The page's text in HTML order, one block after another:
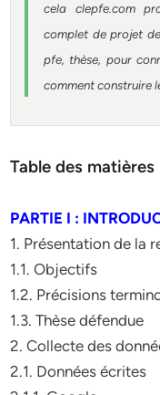
cela clepfe.com
complet de projet
pfe, thèse, pour
comment construire
Table des matières
PARTIE I :
1. Présentation de la
1.1. Objectifs
1.2. Précisions
1.3. Thèse défendue
2. Collecte des
2.1. Données écrites